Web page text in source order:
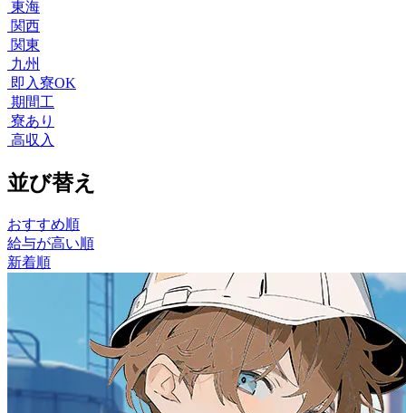
東海
関西
関東
九州
即入寮OK
期間工
寮あり
高収入
並び替え
おすすめ順
給与が高い順
新着順